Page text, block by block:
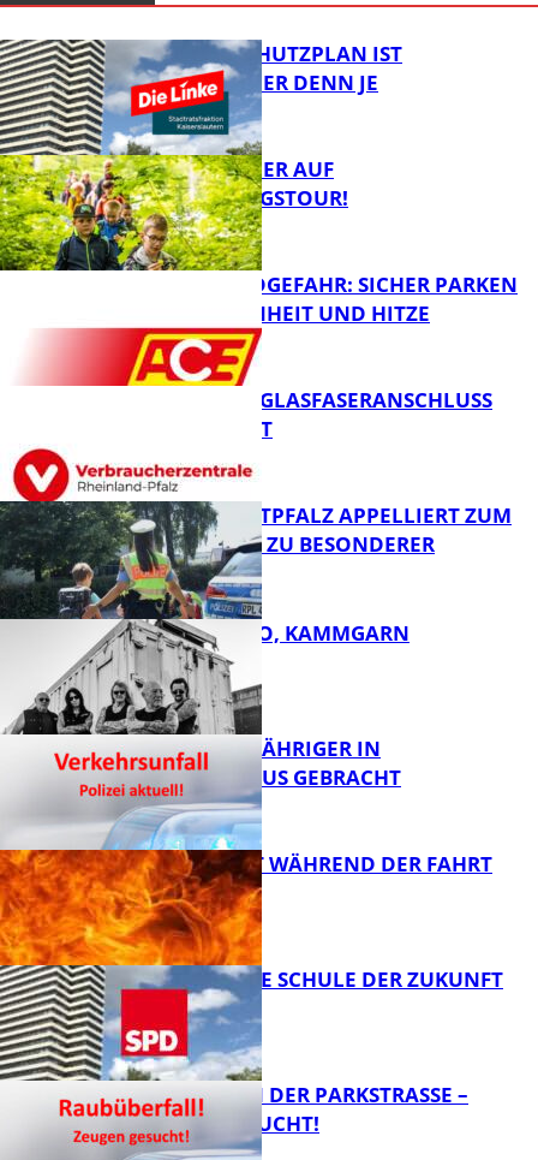
FB News
EIN HITZESCHUTZPLAN IST
NOTWENDIGER DENN JE
MIT DEM JÄGER AUF
ENTDECKUNGSTOUR!
FB News
WALDBRANDGEFAHR: SICHER PARKEN
BEI TROCKENHEIT UND HITZE
FB News
WARUM EIN GLASFASERANSCHLUSS
SINNVOLL IST
FB News
POLIZEI WESTPFALZ APPELLIERT ZUM
SCHULSTART ZU BESONDERER
VORSICHT
ROSE TATTOO, KAMMGARN
FB News
UNFALL: 58-JÄHRIGER IN
KRANKENHAUS GEBRACHT
FB News
AUTO FÄNGT WÄHREND DER FAHRT
FEUER
WIE SIEHT DIE SCHULE DER ZUKUNFT
AUS?
ÜBERFALL IN DER PARKSTRASSE – Z
EUGEN GESUCHT!